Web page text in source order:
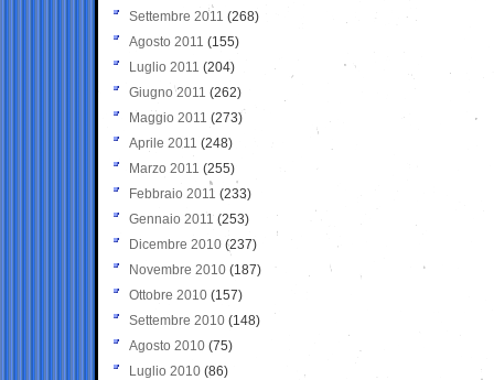
Settembre 2011 (268)
Agosto 2011 (155)
Luglio 2011 (204)
Giugno 2011 (262)
Maggio 2011 (273)
Aprile 2011 (248)
Marzo 2011 (255)
Febbraio 2011 (233)
Gennaio 2011 (253)
Dicembre 2010 (237)
Novembre 2010 (187)
Ottobre 2010 (157)
Settembre 2010 (148)
Agosto 2010 (75)
Luglio 2010 (86)